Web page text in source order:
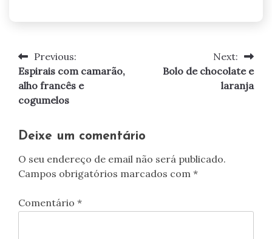
Navegação
de
artigos
Previous:
Espirais com camarão,
alho francês e
cogumelos
Next:
Bolo de chocolate e
laranja
Deixe um comentário
O seu endereço de email não será publicado.
Campos obrigatórios marcados com *
Comentário *